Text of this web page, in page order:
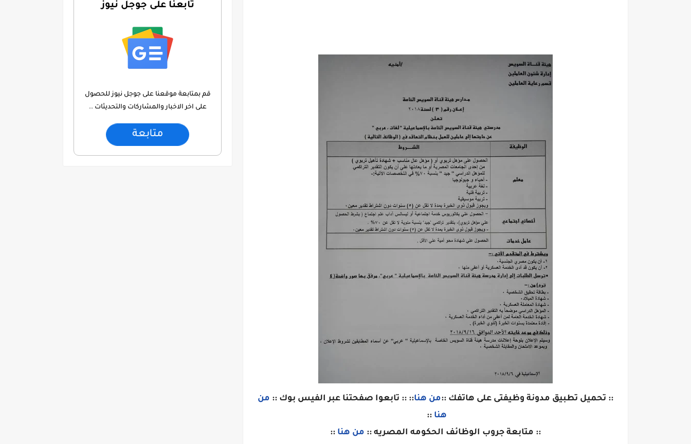
:: تحميل تطبيق مدونة وظيفتى على هاتفك ::من هنا:: :: تابعوا صفحتنا عبر الفيس بوك :: من
هنا ::
:: متابعة جروب الوظائف الحكومه المصريه :: من هنا ::
تابعنا على جوجل نيوز
قم بمتابعة موقعنا على جوجل نيوز للحصول
على اخر الاخبار والمشاركات والتحديثات ..
متابعة